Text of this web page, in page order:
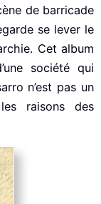
de barricade
se lever le
Cet album
société qui
n’est pas un
raisons des